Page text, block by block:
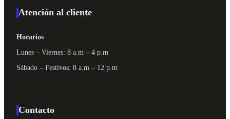
Atención al cliente
Horarios
Lunes – Viernes: 8 a.m – 4 p.m
Sábado – Festivos: 8 a.m – 12 p.m
Contacto